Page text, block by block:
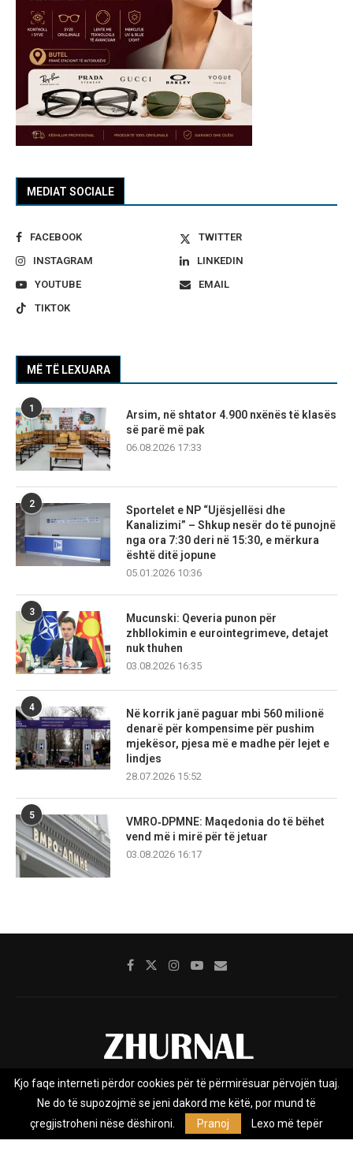
MEDIAT SOCIALE
FACEBOOK
TWITTER
INSTAGRAM
LINKEDIN
YOUTUBE
EMAIL
TIKTOK
MË TË LEXUARA
1
Arsim, në shtator 4.900 nxënës të klasës
së parë më pak
06.08.2026 17:33
2
Sportelet e NP “Ujësjellësi dhe
Kanalizimi” – Shkup nesër do të punojnë
nga ora 7:30 deri në 15:30, e mërkura
është ditë jopune
05.01.2026 10:36
3
Mucunski: Qeveria punon për
zhbllokimin e eurointegrimeve, detajet
nuk thuhen
03.08.2026 16:35
4
Në korrik janë paguar mbi 560 milionë
denarë për kompensime për pushim
mjekësor, pjesa më e madhe për lejet e
lindjes
28.07.2026 15:52
5
VMRO‑DPMNE: Maqedonia do të bëhet
vend më i mirë për të jetuar
03.08.2026 16:17
Rreth nesh Impresumi Marketing
Privacy Policy
Zhurnal.mk është Agjenci e Lajmeve e pavarur, e themeluar në vitin
Kjo faqe interneti përdor cookies për të përmirësuar përvojën tuaj.
Ne do të supozojmë se jeni dakord me këtë, por mund të
çregjistroheni nëse dëshironi.
Pranoj Lexo më tepër